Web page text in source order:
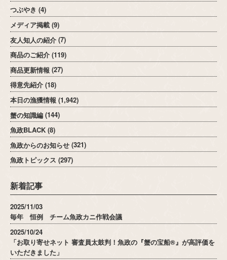
つぶやき (4)
メディア掲載 (9)
友人知人の紹介 (7)
商品のご紹介 (119)
商品更新情報 (27)
得意先紹介 (18)
本日の漁獲情報 (1,942)
蟹の知識編 (144)
魚政BLACK (8)
魚政からのお知らせ (321)
魚政トピックス (297)
新着記事
2025/11/03
毎年 恒例 チーム魚政カニ作戦会議
2025/10/24
「お取り寄せネット 審査員太鼓判！魚政の『蟹の宝船®』が高評価を
いただきました」